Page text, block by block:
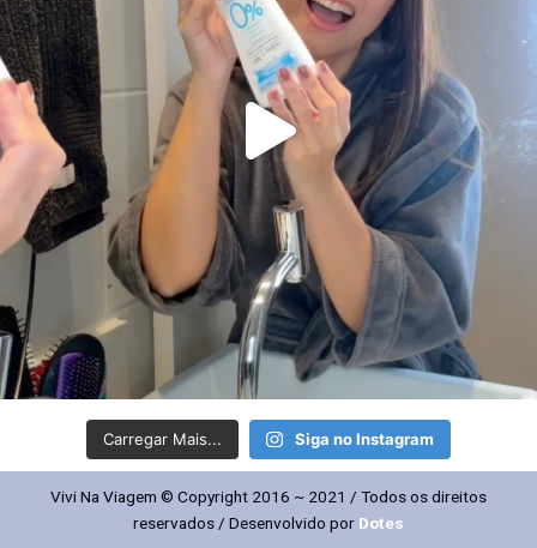
Carregar Mais... Siga no Instagram
Vivi Na Viagem © Copyright 2016 ~ 2021 / Todos os direitos
reservados / Desenvolvido por Dotes